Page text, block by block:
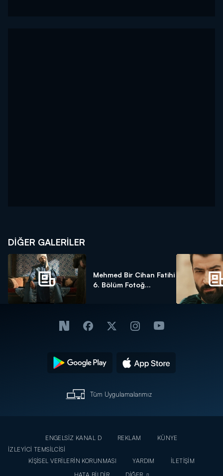
DİĞER GALERİLER
Mehmed Bir Cihan Fatihi
6. Bölüm Fotoğ...
Tüm Uygulamalarımız
ENGELSİZ KANAL D REKLAM
KÜNYE
İZLEYİCİ TEMSİLCİSİ
KİŞİSEL VERİLERİN KORUNMASI
YARDIM
İLETİŞİM